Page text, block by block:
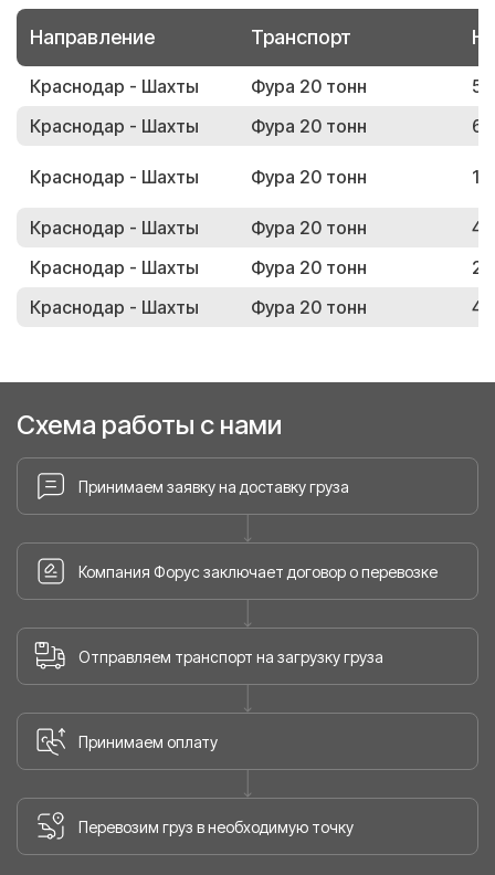
Направление Транспорт
Краснодар - Шахты Фура 20 тонн
Краснодар - Шахты
Фура 20 тонн
Краснодар - Шахты Фура 20 тонн
Краснодар - Шахты Фура 20 тонн
Краснодар - Шахты
Фура 20 тонн
Краснодар - Шахты
Фура 20 тонн
Схема работы с нами
Принимаем заявку на доставку груза
Компания Форус заключает договор о перевозке
Отправляем транспорт на загрузку груза
Принимаем оплату
Перевозим груз в необходимую точку